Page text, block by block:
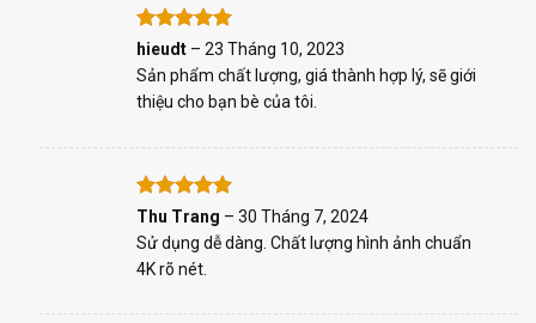
Rated 5
out of 5
hieudt – 23 Tháng 10, 2023
Sản phẩm chất lượng, giá thành hợp lý, sẽ giới
thiệu cho bạn bè của tôi.
Rated5
out of 5
Thu Trang – 30 Tháng 7, 2024
Sử dụng dễ dàng. Chất lượng hình ảnh chuẩn
4K rõ nét.